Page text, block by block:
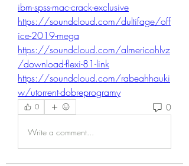
ibm-spss-mac-crack-exclusive
https://soundcloud.com/dultifage/off
ice-2019-mega
https://soundcloud.com/almericohlvz
/download-flexi-81-link
https://soundcloud.com/rabeahhauki
w/utorrent-dobreprogramy
0 0
Write a comment...